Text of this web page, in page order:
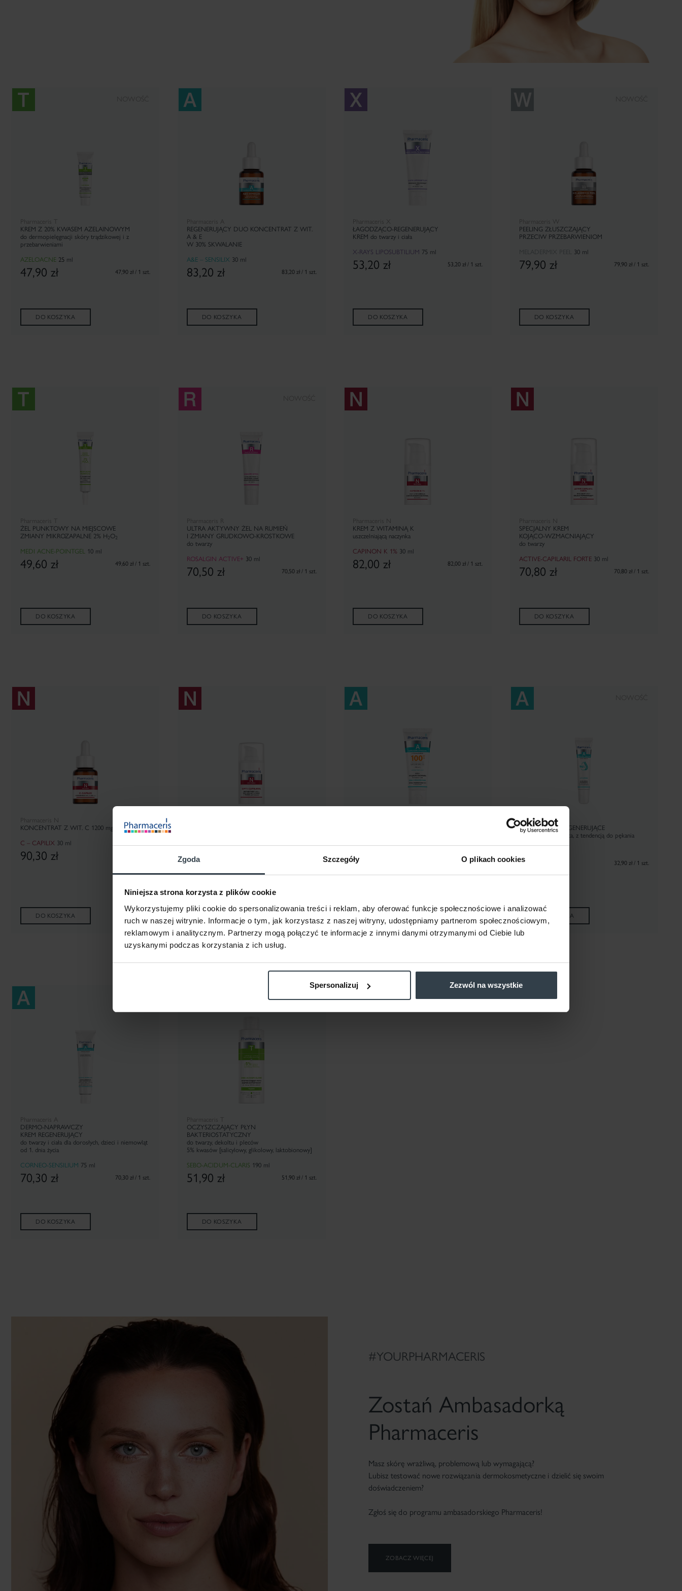
Zgoda Szczegóły O plikach cookies
Niniejsza strona korzysta z plików cookie
Wykorzystujemy pliki cookie do spersonalizowania treści i reklam, aby oferować funkcje społecznościowe i analizować
ruch w naszej witrynie. Informacje o tym, jak korzystasz z naszej witryny, udostępniamy partnerom społecznościowym,
reklamowym i analitycznym. Partnerzy mogą połączyć te informacje z innymi danymi otrzymanymi od Ciebie lub
uzyskanymi podczas korzystania z ich usług.
Spersonalizuj Zezwól na wszystkie
Pharmaceris T
KREM Z 20% KWASEM AZELAINOWYM
do dermopielęgnacji skóry trądzikowej i z
przebarwieniami
AZELOACNE 25 ml
47,90 zł 47,90 zł / 1 szt.
DO KOSZYKA
Pharmaceris A
REGENERUJĄCY DUO KONCENTRAT Z WIT.
A & E
W 30% SKWALANIE
A&E – SENSILIX 30 ml
83,20 zł 83,20 zł / 1 szt.
DO KOSZYKA
Pharmaceris X
ŁAGODZĄCO-REGENERUJĄCY
KREM do twarzy i ciała
X-RAYS LIPOSUBTILIUM 75 ml
53,20 zł 53,20 zł / 1 szt.
DO KOSZYKA
Pharmaceris W
PEELING ZŁUSZCZAJĄCY
PRZECIW PRZEBARWIENIOM
30 ml
79,90 zł 79,90 zł / 1 szt.
DO KOSZYKA
Pharmaceris T
ŻEL PUNKTOWY NA MIEJSCOWE
ZMIANY MIKROZAPALNE 2% H2O2
MEDI ACNE-POINTGEL 10 ml
49,60 zł 49,60 zł / 1 szt.
DO KOSZYKA
Pharmaceris R
ULTRA AKTYWNY ŻEL NA RUMIEŃ
I ZMIANY GRUDKOWO-KROSTKOWE
do twarzy
ROSALGIN ACTIVE+ 30 ml
70,50 zł 70,50 zł / 1 szt.
DO KOSZYKA
Pharmaceris N
KREM Z WITAMINĄ K
uszczelniającą naczynka
CAPINON K 1% 30 ml
82,00 zł 82,00 zł / 1 szt.
DO KOSZYKA
Pharmaceris N
SPECJALNY KREM
KOJĄCO-WZMACNIAJĄCY
do twarzy
ACTIVE-CAPILARIL FORTE 30 ml
70,80 zł 70,80 zł / 1 szt.
DO KOSZYKA
Pharmaceris N
KONCENTRAT Z WIT. C 1200 mg
C – CAPILIX 30 ml
90,30 zł
DO KOSZYKA
65,90
MEDIC PROTECTION
96,10 zł
Pharmaceris A
ULTRA-SERUM REGENERUJĄCE
na spierzchnięte usta, z tendencją do pękania
32,90 32,90 zł / 1 szt.
DO KOSZYKA
Pharmaceris A
DERMO-NAPRAWCZY
KREM REGENERUJĄCY
do twarzy i ciała dla dorosłych, dzieci i niemowląt
od 1. dnia życia
CORNEO-SENSILIUM 75 ml
70,30 zł 70,30 zł / 1 szt.
DO KOSZYKA
NOWOŚĆ
Pharmaceris T
OCZYSZCZAJĄCY PŁYN
BAKTERIOSTATYCZNY
do twarzy, dekoltu i pleców
5% kwasów [salicylowy, glikolowy, laktobionowy]
SEBO-ACIDUM-CLARIS 190 ml
51,90 zł 51,90 zł / 1 szt.
DO KOSZYKA
#YOURPHARMACERIS
Zostań Ambasadorką
Pharmaceris
Masz skórę wrażliwą, problemową lub wymagającą?
Lubisz testować nowe rozwiązania dermokosmetyczne i dzielić się swoim
doświadczeniem?
Zgłoś się do programu ambasadorskiego Pharmaceris!
ZOBACZ WIĘCEJ